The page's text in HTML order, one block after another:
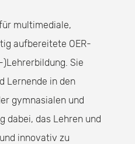
multimediale,
aufbereitete OER-
Sie
Lernende in den
gymnasialen und
dabei, das Lehren und
innovativ zu